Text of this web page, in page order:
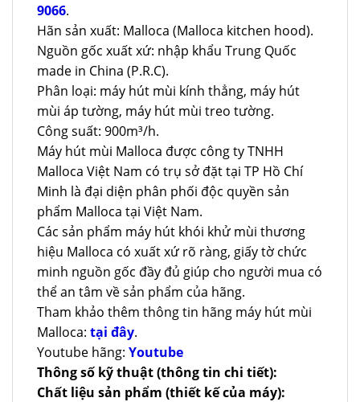
9066.
Hãn sản xuất: Malloca (Malloca kitchen hood).
Nguồn gốc xuất xứ: nhập khẩu Trung Quốc
made in China (P.R.C).
Phân loại: máy hút mùi kính thẳng, máy hút
mùi áp tường, máy hút mùi treo tường.
Công suất: 900m³/h.
Máy hút mùi Malloca được công ty TNHH
Malloca Việt Nam có trụ sở đặt tại TP Hồ Chí
Minh là đại diện phân phối độc quyền sản
phẩm Malloca tại Việt Nam.
Các sản phẩm máy hút khói khử mùi thương
hiệu Malloca có xuất xứ rõ ràng, giấy tờ chức
minh nguồn gốc đầy đủ giúp cho người mua có
thể an tâm về sản phẩm của hãng.
Tham khảo thêm thông tin hãng máy hút mùi
Malloca: tại đây.
Youtube hãng: Youtube
Thông số kỹ thuật (thông tin chi tiết):
Chất liệu sản phẩm (thiết kế của máy):